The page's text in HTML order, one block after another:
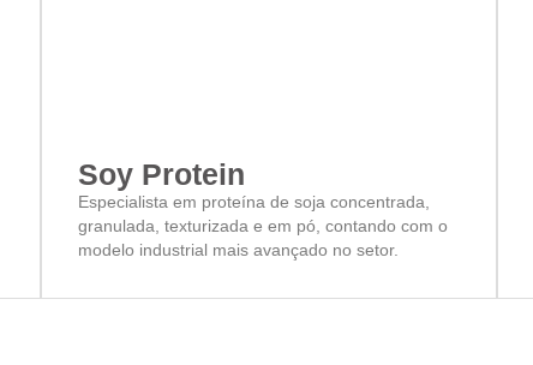
Soy Protein
Especialista em proteína de soja concentrada,
granulada, texturizada e em pó, contando com o
modelo industrial mais avançado no setor.